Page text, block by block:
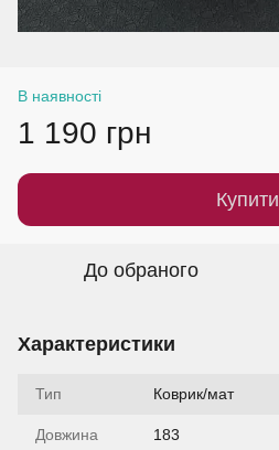
В наявності
1 190 грн
Купити
До обраного
Характеристики
Тип Коврик/мат
Довжина 183